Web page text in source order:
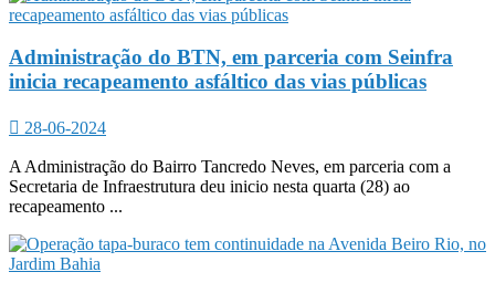
Administração do BTN, em parceria com Seinfra
inicia recapeamento asfáltico das vias públicas
28-06-2024
A Administração do Bairro Tancredo Neves, em parceria com a
Secretaria de Infraestrutura deu inicio nesta quarta (28) ao
recapeamento ...